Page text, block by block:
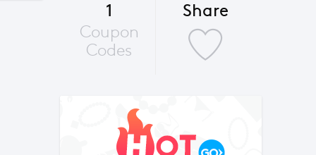
1
Coupon
Codes
Share